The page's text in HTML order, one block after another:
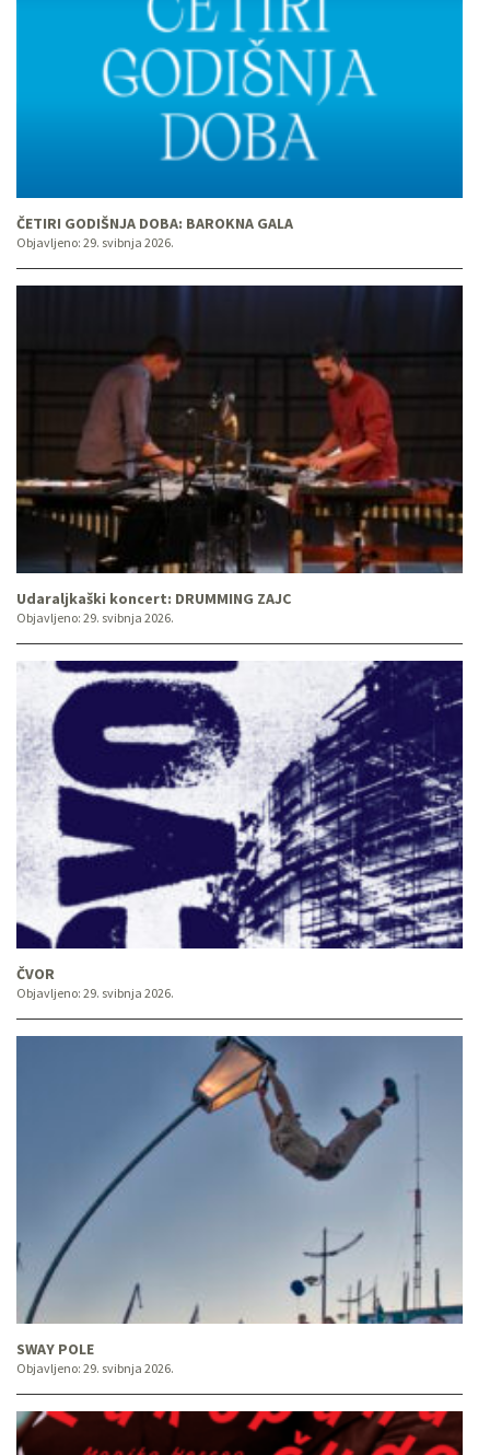
ČETIRI GODIŠNJA DOBA: BAROKNA GALA
Objavljeno: 29. svibnja 2026.
Udaraljkaški koncert: DRUMMING ZAJC
Objavljeno: 29. svibnja 2026.
ČVOR
Objavljeno: 29. svibnja 2026.
SWAY POLE
Objavljeno: 29. svibnja 2026.